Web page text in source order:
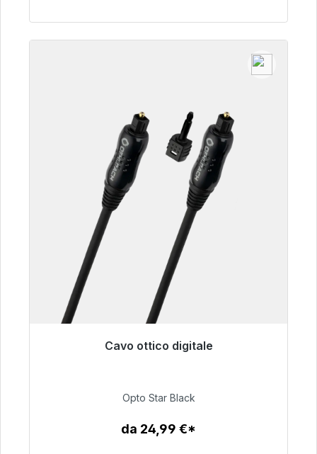
Cavo ottico digitale
Pronto per la spedizione immediata, tempo di
93,00 €
Opto Star Black
da 24,99 €*